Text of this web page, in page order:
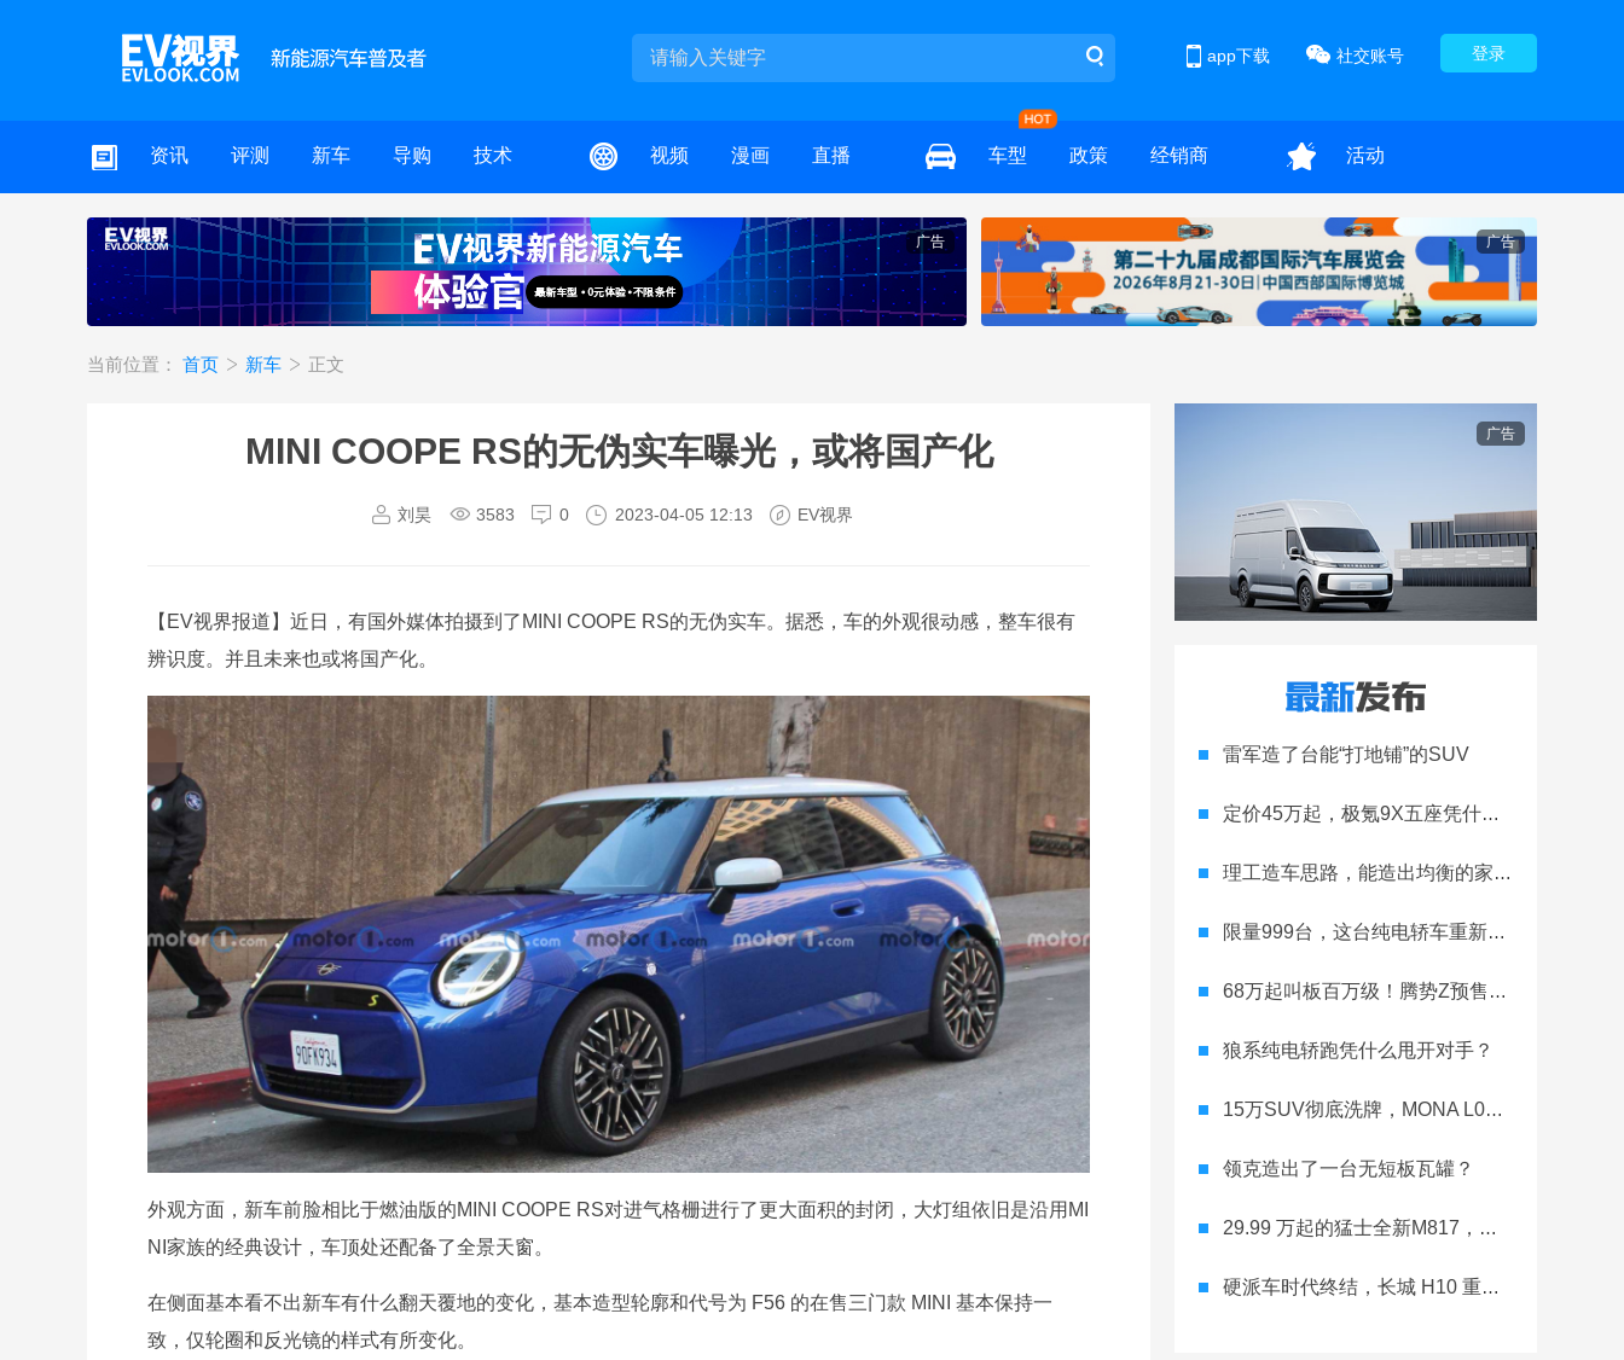
登录
社交账号
app下载
资讯 评测 新车 导购 技术 视频 漫画 直播 车型 政策 经销商 活动
广告 广告
当前位置： 首页 新车 正文
MINI COOPE RS的无伪实车曝光，或将国产化
刘昊 3583 0 2023-04-05 12:13 EV视界
【EV视界报道】近日，有国外媒体拍摄到了MINI COOPE RS的无伪实车。据悉，车的外观很动感，整车很有
辨识度。并且未来也或将国产化。
外观方面，新车前脸相比于燃油版的MINI COOPE RS对进气格栅进行了更大面积的封闭，大灯组依旧是沿用MI
NI家族的经典设计，车顶处还配备了全景天窗。
在侧面基本看不出新车有什么翻天覆地的变化，基本造型轮廓和代号为 F56 的在售三门款 MINI 基本保持一
致，仅轮圈和反光镜的样式有所变化。
广告
雷军造了台能“打地铺”的SUV
定价45万起，极氪9X五座凭什么领跑高端
理工造车思路，能造出均衡的家用轿跑吗
限量999台，这台纯电轿车重新定义运动家用
68万起叫板百万级！腾势Z预售开启
狼系纯电轿跑凭什么甩开对手？
15万SUV彻底洗牌，MONA L03直接降维打击
领克造出了一台无短板瓦罐？
29.99 万起的猛士全新M817，从此越野不靠老司机
硬派车时代终结，长城 H10 重新洗牌